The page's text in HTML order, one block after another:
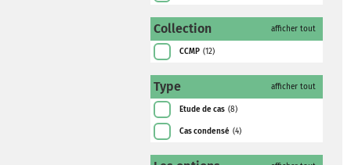
Collection afficher tout
CCMP (12)
Type afficher tout
Etude de cas (8)
Cas condensé (4)